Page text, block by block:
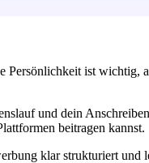
ist wichtig,
und dein
beitragen kannst.
klar strukturiert